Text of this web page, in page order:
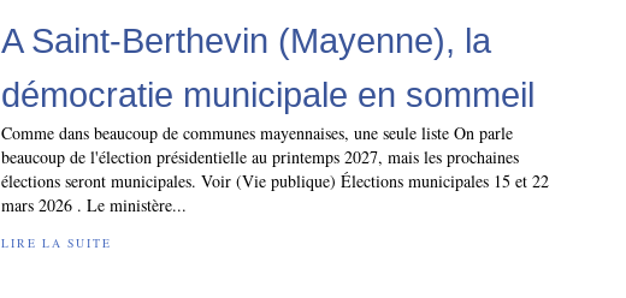
A Saint-Berthevin (Mayenne), la
démocratie municipale en sommeil
Comme dans beaucoup de communes mayennaises, une seule liste On parle
beaucoup de l'élection présidentielle au printemps 2027, mais les prochaines
élections seront municipales. Voir (Vie publique) Élections municipales 15 et 22
mars 2026 . Le ministère...
LIRE LA SUITE